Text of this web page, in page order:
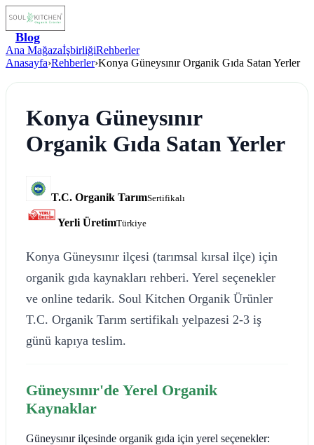
Blog
Ana MağazaİşbirliğiRehberler
Anasayfa›Rehberler›Konya Güneysınır Organik Gıda Satan Yerler
Konya Güneysınır
Organik Gıda Satan Yerler
T.C. Organik TarımSertifikalı
Yerli ÜretimTürkiye
Konya Güneysınır ilçesi (tarımsal kırsal ilçe) için
organik gıda kaynakları rehberi. Yerel seçenekler
ve online tedarik. Soul Kitchen Organik Ürünler
T.C. Organik Tarım sertifikalı yelpazesi 2-3 iş
günü kapıya teslim.
Güneysınır'de Yerel Organik
Kaynaklar
Güneysınır ilçesinde organik gıda için yerel seçenekler: